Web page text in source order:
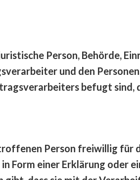
Person, Behörde,
und den
befugt sind,
Person freiwillig für
Form einer Erklärung oder